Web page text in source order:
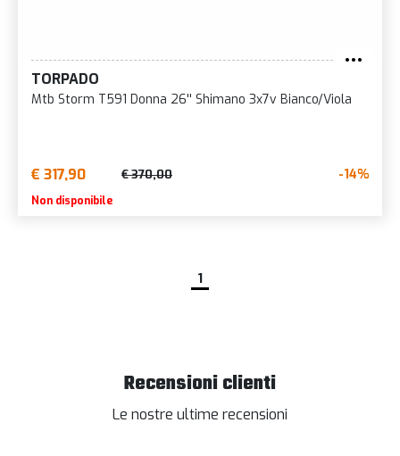
TORPADO
Mtb Storm T591 Donna 26'' Shimano 3x7v Bianco/Viola
€ 317,90 € 370,00 -14%
Non disponibile
1
Recensioni clienti
Le nostre ultime recensioni